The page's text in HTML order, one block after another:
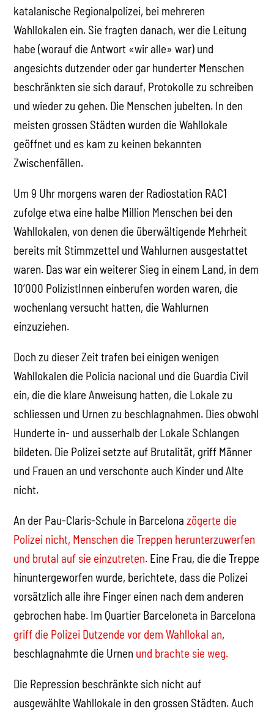
katalanische Regionalpolizei, bei mehreren
Wahllokalen ein. Sie fragten danach, wer die Leitung
habe (worauf die Antwort «wir alle» war) und
angesichts dutzender oder gar hunderter Menschen
beschränkten sie sich darauf, Protokolle zu schreiben
und wieder zu gehen. Die Menschen jubelten. In den
meisten grossen Städten wurden die Wahllokale
geöffnet und es kam zu keinen bekannten
Zwischenfällen.
Um 9 Uhr morgens waren der Radiostation RAC1
zufolge etwa eine halbe Million Menschen bei den
Wahllokalen, von denen die überwältigende Mehrheit
bereits mit Stimmzettel und Wahlurnen ausgestattet
waren. Das war ein weiterer Sieg in einem Land, in dem
10’000 PolizistInnen einberufen worden waren, die
wochenlang versucht hatten, die Wahlurnen
einzuziehen.
Doch zu dieser Zeit trafen bei einigen wenigen
Wahllokalen die Policia nacional und die Guardia Civil
ein, die die klare Anweisung hatten, die Lokale zu
schliessen und Urnen zu beschlagnahmen. Dies obwohl
Hunderte in- und ausserhalb der Lokale Schlangen
bildeten. Die Polizei setzte auf Brutalität, griff Männer
und Frauen an und verschonte auch Kinder und Alte
nicht.
An der Pau-Claris-Schule in Barcelonazögerte die
Polizei nicht, Menschen die Treppen herunterzuwerfen
und brutal auf sie einzutreten. Eine Frau, die die Treppe
hinuntergeworfen wurde, berichtete, dass die Polizei
vorsätzlich alle ihre Finger einen nach dem anderen
gebrochen habe. Im Quartier Barceloneta in Barcelona
griff die Polizei Dutzende vor dem Wahllokal an,
beschlagnahmte die Urnen und brachte sie weg.
Die Repression beschränkte sich nicht auf
ausgewählte Wahllokale in den grossen Städten. Auch